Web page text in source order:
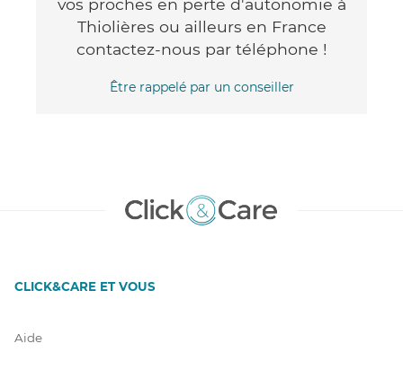
vos proches en perte d'autonomie à
Thiolières ou ailleurs en France
contactez-nous par téléphone !
Être rappelé par un conseiller
CLICK&CARE ET VOUS
Aide